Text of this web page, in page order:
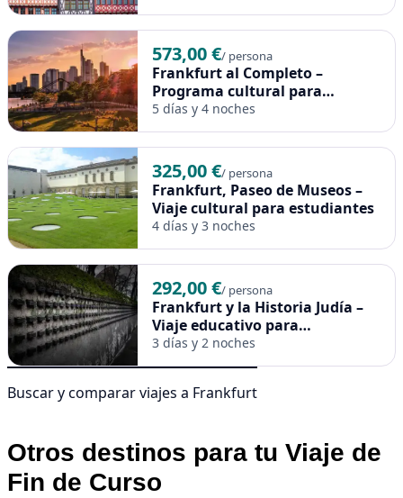
573,00 €/ persona
Frankfurt al Completo –
Programa cultural para
estudiantes
5 días y 4 noches
325,00 €/ persona
Frankfurt, Paseo de Museos –
Viaje cultural para estudiantes
4 días y 3 noches
292,00 €/ persona
Frankfurt y la Historia Judía –
Viaje educativo para
estudiantes
3 días y 2 noches
Buscar y comparar viajes a Frankfurt
Otros destinos para tu Viaje de
Fin de Curso